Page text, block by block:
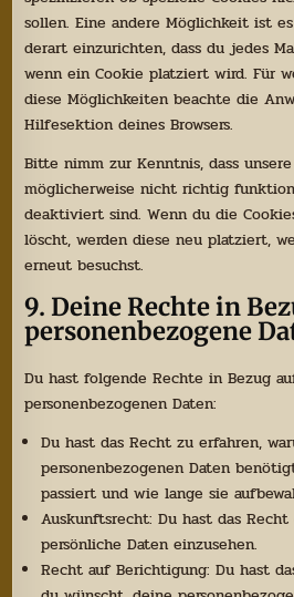
sollen. Eine andere Möglichkeit ist
derart einzurichten, dass du jedes
wenn ein Cookie platziert wird. Für
diese Möglichkeiten beachte die
Hilfesektion deines Browsers.
Bitte nimm zur Kenntnis, dass
möglicherweise nicht richtig
deaktiviert sind. Wenn du die
löscht, werden diese neu platziert,
erneut besuchst.
9. Deine Rechte in
personenbezogene
Du hast folgende Rechte in Bezug
personenbezogenen Daten:
Du hast das Recht zu erfahren,
personenbezogenen Daten
passiert und wie lange sie
Auskunftsrecht: Du hast das
persönliche Daten einzusehen.
Recht auf Berichtigung: Du hast